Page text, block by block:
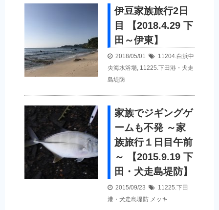
伊豆家族旅行2日
目 【2018.4.29 下
田～伊東】
2018/05/01
11204.白浜中
央海水浴場, 11225.下田港・犬走
島堤防
家族でジギングゲ
ームも不発 ～家
族旅行１日目午前
～ 【2015.9.19 下
田・犬走島堤防】
2015/09/23
11225.下田
港・犬走島堤防 メッキ